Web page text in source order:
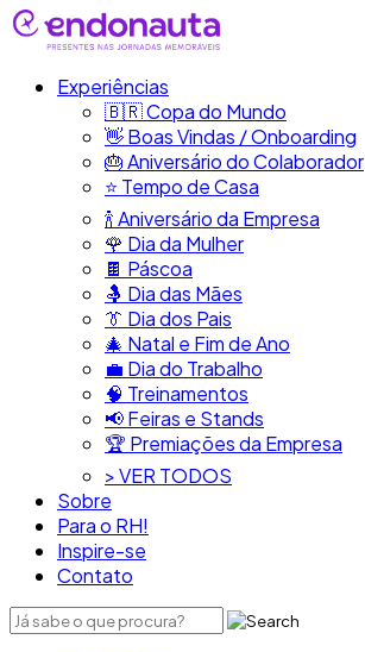
Experiências
🇧🇷​ Copa do Mundo
👋​ Boas Vindas / Onboarding
🎂​ Aniversário do Colaborador
⭐​ Tempo de Casa
​🍾​ Aniversário da Empresa
🌹 Dia da Mulher
🍫​ Páscoa
🤱 Dia das Mães
👔​ Dia dos Pais
🎄 Natal e Fim de Ano
💼​ Dia do Trabalho
🧠​ Treinamentos
📢​ Feiras e Stands
🏆 Premiações da Empresa
> VER TODOS
Sobre
Para o RH!
Inspire-se
Contato